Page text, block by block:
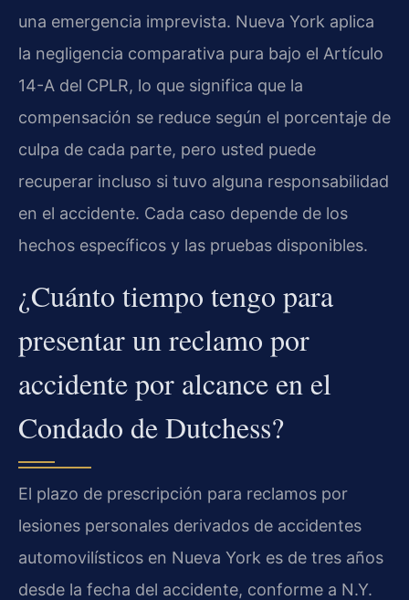
una emergencia imprevista. Nueva York aplica
la negligencia comparativa pura bajo el Artículo
14-A del CPLR, lo que significa que la
compensación se reduce según el porcentaje de
culpa de cada parte, pero usted puede
recuperar incluso si tuvo alguna responsabilidad
en el accidente. Cada caso depende de los
hechos específicos y las pruebas disponibles.
¿Cuánto tiempo tengo para
presentar un reclamo por
accidente por alcance en el
Condado de Dutchess?
El plazo de prescripción para reclamos por
lesiones personales derivados de accidentes
automovilísticos en Nueva York es de tres años
desde la fecha del accidente, conforme a N.Y.